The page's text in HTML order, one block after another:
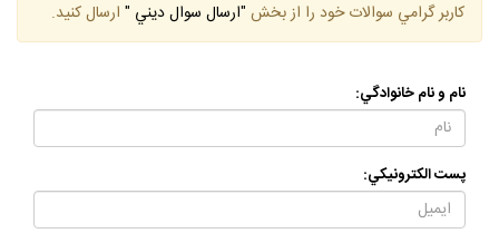
كاربر گرامي سوالات خود را از بخش "ارسال سوال ديني " ارسال كنيد.
نام و نام خانوادگي:
پست الكترونيكي: